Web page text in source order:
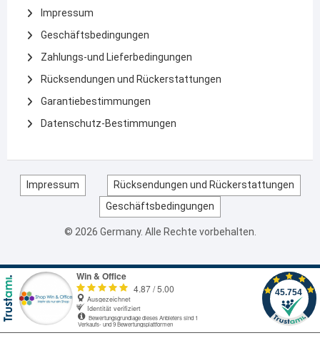
Impressum
Geschäftsbedingungen
Zahlungs-und Lieferbedingungen
Rücksendungen und Rückerstattungen
Garantiebestimmungen
Datenschutz-Bestimmungen
Impressum
Rücksendungen und Rückerstattungen
Geschäftsbedingungen
© 2026 Germany. Alle Rechte vorbehalten.
ESP